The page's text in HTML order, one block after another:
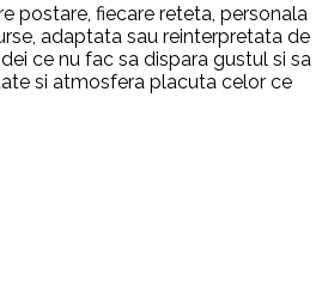
postare, fiecare reteta, personala
adaptata sau reinterpretata de
ce nu fac sa dispara gustul si sa
si atmosfera placuta celor ce